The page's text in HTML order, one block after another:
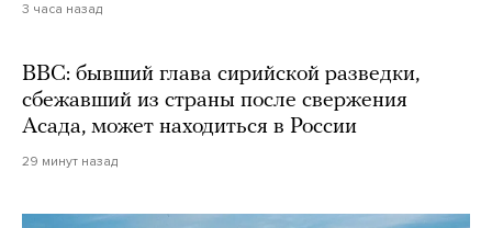
3 часа назад
BBC: бывший глава сирийской разведки,
сбежавший из страны после свержения
Асада, может находиться в России
29 минут назад